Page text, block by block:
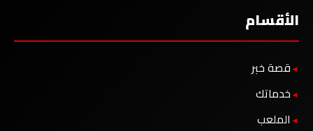
الأقسام
قصة خبر
خدماتك
الملعب